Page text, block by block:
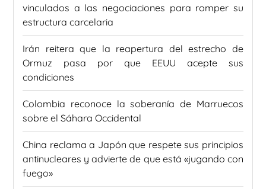
vinculados a las negociaciones para romper su
estructura carcelaria
Irán reitera que la reapertura del estrecho de
Ormuz pasa por que EEUU acepte sus
condiciones
Colombia reconoce la soberanía de Marruecos
sobre el Sáhara Occidental
China reclama a Japón que respete sus principios
antinucleares y advierte de que está «jugando con
fuego»